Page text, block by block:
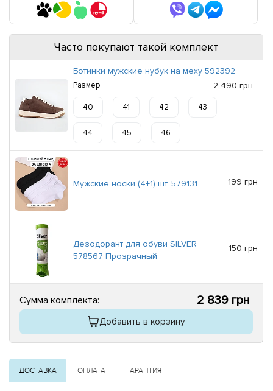
Часто покупают такой комплект
Ботинки мужские нубук на меху 592392
Размер 2 490 грн
40 41 42 43
44 45 46
Мужские носки (4+1) шт. 579131 199 грн
Дезодорант для обуви SILVER
578567 Прозрачный
150 грн
Сумма комплекта: 2 839 грн
Добавить в корзину
ДОСТАВКА ОПЛАТА ГАРАНТИЯ